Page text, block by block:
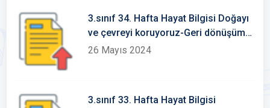
3.sınıf 34. Hafta Hayat Bilgisi Doğayı
ve çevreyi koruyoruz-Geri dönüşüme
katkı sağlayalım Konu Etkinlikleri
26 Mayıs 2024
3.sınıf 33. Hafta Hayat Bilgisi